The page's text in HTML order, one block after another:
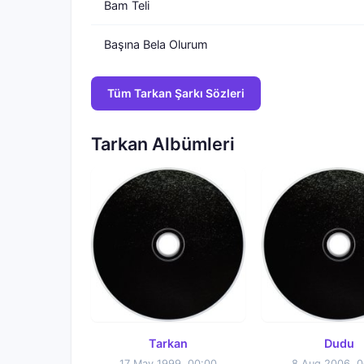
Bam Teli
Başına Bela Olurum
Tüm Tarkan Şarkı Sözleri
Tarkan Albümleri
Tarkan Dudu